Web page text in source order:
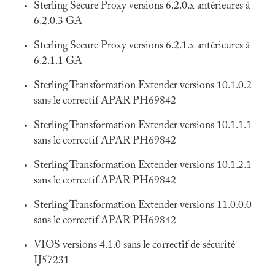
Sterling Secure Proxy versions 6.2.0.x antérieures à
6.2.0.3 GA
Sterling Secure Proxy versions 6.2.1.x antérieures à
6.2.1.1 GA
Sterling Transformation Extender versions 10.1.0.2
sans le correctif APAR PH69842
Sterling Transformation Extender versions 10.1.1.1
sans le correctif APAR PH69842
Sterling Transformation Extender versions 10.1.2.1
sans le correctif APAR PH69842
Sterling Transformation Extender versions 11.0.0.0
sans le correctif APAR PH69842
VIOS versions 4.1.0 sans le correctif de sécurité
IJ57231